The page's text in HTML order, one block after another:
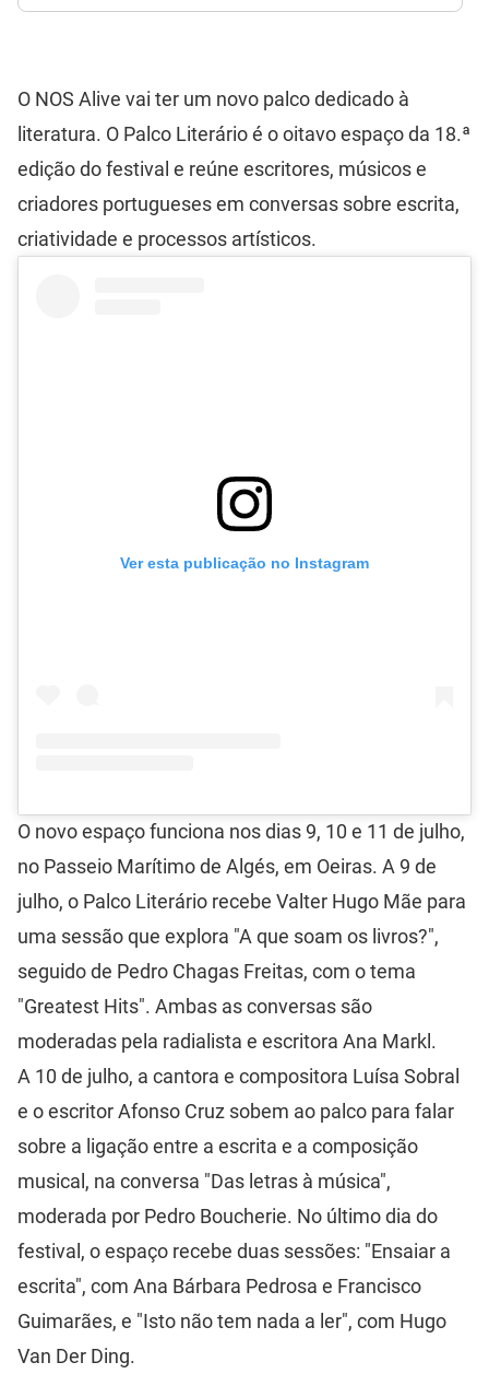
O NOS Alive vai ter um novo palco dedicado à
literatura. O Palco Literário é o oitavo espaço da 18.ª
edição do festival e reúne escritores, músicos e
criadores portugueses em conversas sobre escrita,
criatividade e processos artísticos.
Ver esta publicação no Instagram
O novo espaço funciona nos dias 9, 10 e 11 de julho,
no Passeio Marítimo de Algés, em Oeiras. A 9 de
julho, o Palco Literário recebe Valter Hugo Mãe para
uma sessão que explora "A que soam os livros?",
seguido de Pedro Chagas Freitas, com o tema
"Greatest Hits". Ambas as conversas são
moderadas pela radialista e escritora Ana Markl.
A 10 de julho, a cantora e compositora Luísa Sobral
e o escritor Afonso Cruz sobem ao palco para falar
sobre a ligação entre a escrita e a composição
musical, na conversa "Das letras à música",
moderada por Pedro Boucherie. No último dia do
festival, o espaço recebe duas sessões: "Ensaiar a
escrita", com Ana Bárbara Pedrosa e Francisco
Guimarães, e "Isto não tem nada a ler", com Hugo
Van Der Ding.